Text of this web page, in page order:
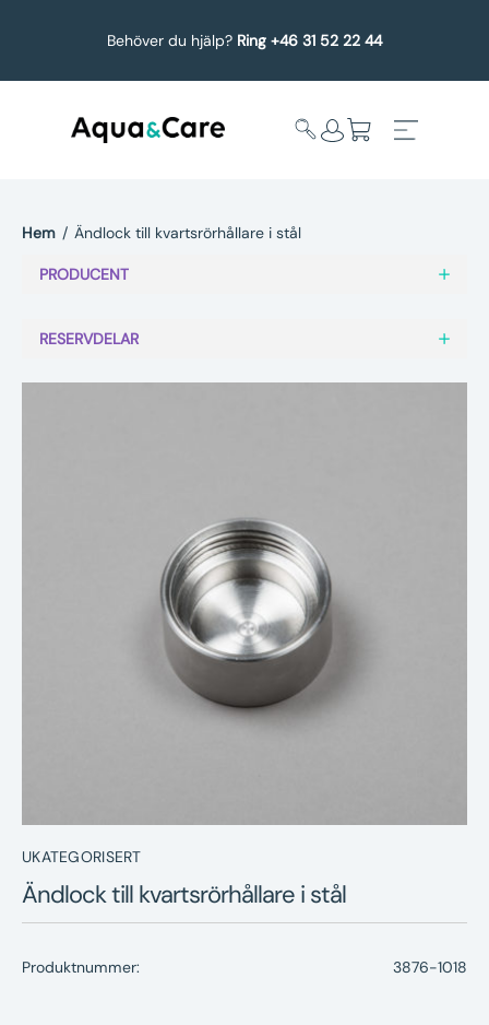
Behöver du hjälp? Ring +46 31 52 22 44
undermeny
Service
Underhållstips
Kontakt
Hem / Ändlock till kvartsrörhållare i stål
PRODUCENT
RESERVDELAR
UKATEGORISERT
Ändlock till kvartsrörhållare i stål
Produktnummer: 3876-1018